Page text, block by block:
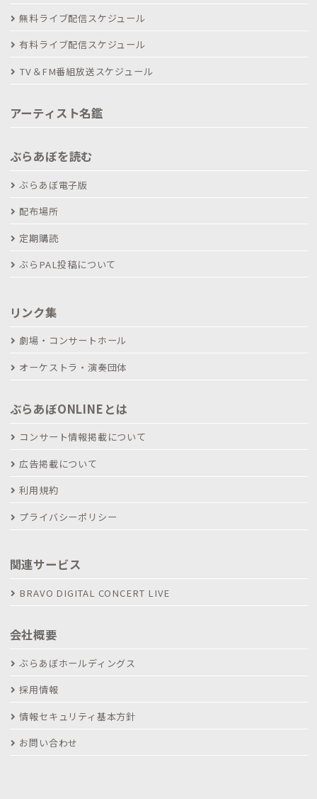
無料ライブ配信スケジュール
有料ライブ配信スケジュール
TV＆FM番組放送スケジュール
アーティスト名鑑
ぶらあぼを読む
ぶらあぼ電子版
配布場所
定期購読
ぶらPAL投稿について
リンク集
劇場・コンサートホール
オーケストラ・演奏団体
ぶらあぼONLINEとは
コンサート情報掲載について
広告掲載について
利用規約
プライバシーポリシー
関連サービス
BRAVO DIGITAL CONCERT LIVE
会社概要
ぶらあぼホールディングス
採用情報
情報セキュリティ基本方針
お問い合わせ